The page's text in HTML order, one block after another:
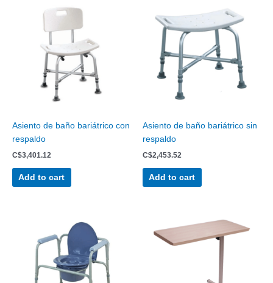
Asiento de baño bariátrico con
respaldo
C$3,401.12
Add to cart
Asiento de baño bariátrico sin
respaldo
C$2,453.52
Add to cart